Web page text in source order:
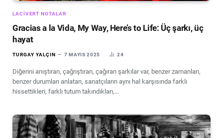
LACIVERT NOTALAR
Gracias a la Vida, My Way, Here’s to Life: Üç şarkı, üç
hayat
TURGAY YALÇIN 7 MAYIS 2025 24
Diğerini anıştıran, çağrıştıran, çağıran şarkılar var, benzer zamanları,
benzer durumları anlatan, sanatçıların aynı hal karşısında farklı
hissettikleri, farklı tutum takındıkları,…